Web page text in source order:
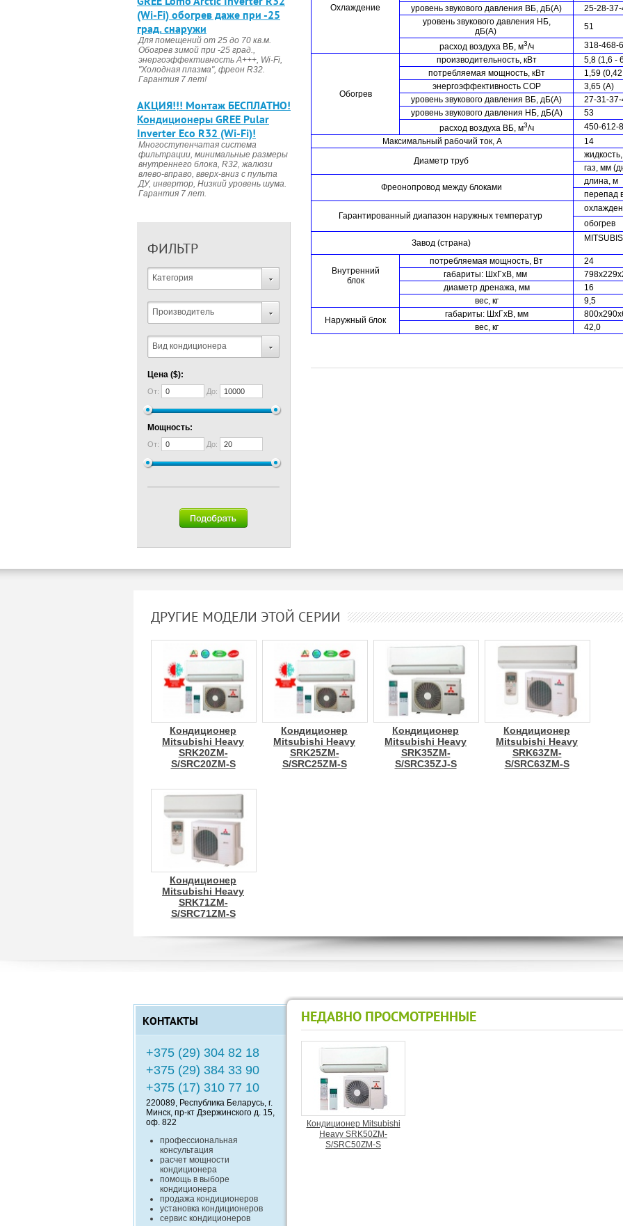
(Wi-Fi) обогрев даже при -25
град. снаружи
Для помещений от 25 до 70 кв.м.
Обогрев зимой при -25 град.,
энергоэффективность А+++, Wi-Fi,
"Холодная плазма", фреон R32.
Гарантия 7 лет!
АКЦИЯ!!! Монтаж БЕСПЛАТНО!
Кондиционеры GREE Pular
Inverter Eco R32 (Wi-Fi)!
Многоступенчатая система
фильтрации, минимальные размеры
внутреннего блока, R32, жалюзи
влево-вправо, вверх-вниз с пульта
ДУ, инвертор, Низкий уровень шума.
Гарантия 7 лет.
ФИЛЬТР
Категория
Производитель
Вид кондиционера
Цена ($):
От: До:
Мощность:
От: До:
Охлаждение
уровень звукового давления ВБ, дБ(А)
25-28-
уровень звукового давления НБ,
дБ(А)
51
расход воздуха ВБ, м3/ч 318-468-
Обогрев
производительность, кВт
5,8 (1,6 -
потребляемая мощность, кВт
1,59
энергоэффективность COP
3,65 (А)
уровень звукового давления ВБ, дБ(А)
27-31-
уровень звукового давления НБ, дБ(А)
53
расход воздуха ВБ, м3/ч
450-612-
Максимальный рабочий ток, А
14
Диаметр труб
газ, мм
Фреонопровод между блоками
длина, м
перепад
Гарантированный диапазон наружных температур
обогрев
Завод (страна)
Внутренний
блок
потребляемая мощность, Вт
24
габариты: ШхГхВ, мм
диаметр дренажа, мм
16
вес, кг
9,5
Наружный блок
габариты: ШхГхВ, мм
вес, кг
42,0
ДРУГИЕ МОДЕЛИ ЭТОЙ СЕРИИ
Кондиционер
Mitsubishi Heavy
SRK20ZM-
S/SRC20ZM-S
Кондиционер
Mitsubishi Heavy
SRK25ZM-
S/SRC25ZM-S
Кондиционер
Mitsubishi Heavy
SRK35ZM-
S/SRC35ZJ-S
Кондиционер
Mitsubishi Heavy
SRK63ZM-
S/SRC63ZM-S
Кондиционер
Mitsubishi Heavy
SRK71ZM-
S/SRC71ZM-S
КОНТАКТЫ
+375 (29) 304 82 18
+375 (29) 384 33 90
+375 (17) 310 77 10
220089, Республика Беларусь, г.
Минск, пр-кт Дзержинского д. 15,
оф. 822
профессиональная
консультация
расчет мощности
кондиционера
помощь в выборе
кондиционера
продажа кондиционеров
установка кондиционеров
сервис кондиционеров
НЕДАВНО ПРОСМОТРЕННЫЕ
Кондиционер Mitsubishi
Heavy SRK50ZM-
S/SRC50ZM-S